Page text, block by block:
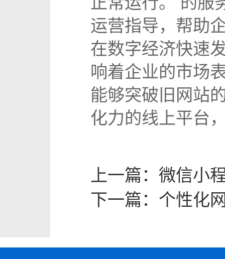
运营指导，帮助
在数字经济快速
响着企业的市场
能够突破旧网站
化力的线上平台
上一篇： 微信小
下一篇： 个性化